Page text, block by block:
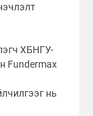
ХБНГУ-
Fundermax
нь